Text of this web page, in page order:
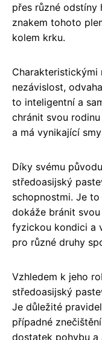
přes různé odstíny
znakem tohoto
kolem krku.
nezávislost,
to inteligentní a
chránit svou
a má vynikající
Díky svému
středoasijský
schopnostmi. Je
dokáže bránit
fyzickou kondici a
pro různé druhy
Vzhledem k jeho
středoasijský
Je důležité
případné
dostatek pohybu